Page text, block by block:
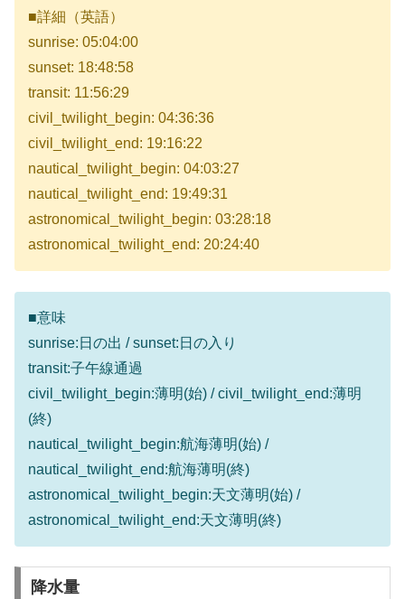
■詳細（英語）
sunrise: 05:04:00
sunset: 18:48:58
transit: 11:56:29
civil_twilight_begin: 04:36:36
civil_twilight_end: 19:16:22
nautical_twilight_begin: 04:03:27
nautical_twilight_end: 19:49:31
astronomical_twilight_begin: 03:28:18
astronomical_twilight_end: 20:24:40
■意味
sunrise:日の出 / sunset:日の入り
transit:子午線通過
civil_twilight_begin:薄明(始) / civil_twilight_end:薄明
(終)
nautical_twilight_begin:航海薄明(始) /
nautical_twilight_end:航海薄明(終)
astronomical_twilight_begin:天文薄明(始) /
astronomical_twilight_end:天文薄明(終)
降水量